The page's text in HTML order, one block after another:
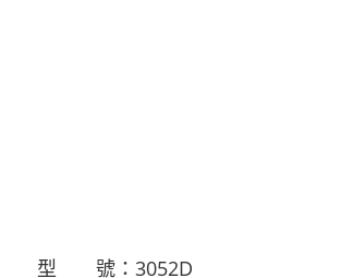
型 號：3052D